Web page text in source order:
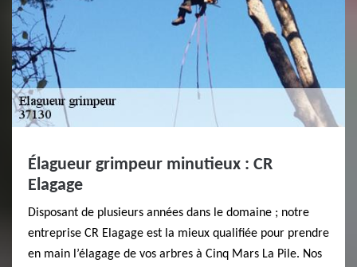
Élagueur grimpeur minutieux : CR
Elagage
Disposant de plusieurs années dans le domaine ; notre
entreprise CR Elagage est la mieux qualifiée pour prendre
en main l’élagage de vos arbres à Cinq Mars La Pile. Nos